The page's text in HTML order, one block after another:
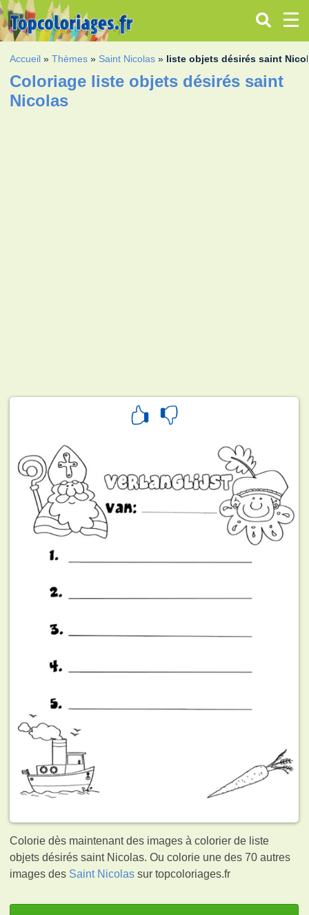
Accueil »Thèmes » Saint Nicolas » liste objets désirés saint
Coloriage liste objets désirés saint
Nicolas
Colorie dès maintenant des images à colorier de liste
objets désirés saint Nicolas. Ou colorie une des 70 autres
images des Saint Nicolas sur topcoloriages.fr